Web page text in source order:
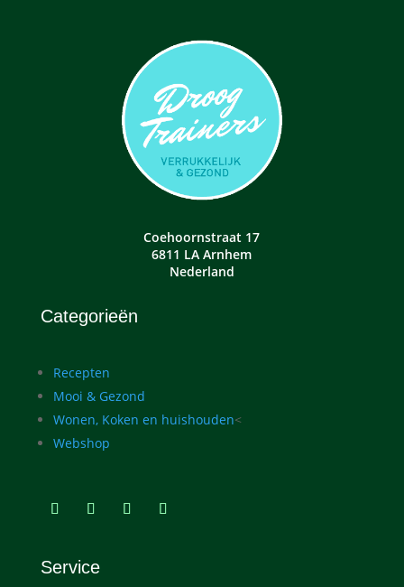
Coehoornstraat 17
6811 LA Arnhem
Nederland
Categorieën
Recepten
Mooi & Gezond
Wonen, Koken en huishouden<
Webshop
Service